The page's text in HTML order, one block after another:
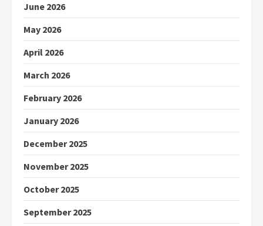
June 2026
May 2026
April 2026
March 2026
February 2026
January 2026
December 2025
November 2025
October 2025
September 2025